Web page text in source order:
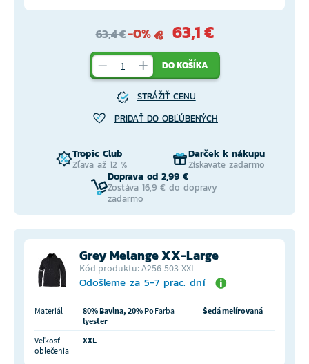
63,4 €-0% 63,1 €
DO KOŠÍKA
STRÁŽIŤ CENU
PRIDAŤ DO OBĽÚBENÝCH
Tropic Club
Zľava až 12 %
Darček k nákupu
Získavate zadarmo
Doprava od 2,99 €
Zostáva 16,9 € do dopravy
zadarmo
Grey Melange XX-Large
Kód produktu: A256-503-XXL
Odošleme za 5-7 prac. dní
Materiál
80% Bavlna, 20% Po
lyester
Farba Šedá melírovaná
Veľkosť
oblečenia
XXL